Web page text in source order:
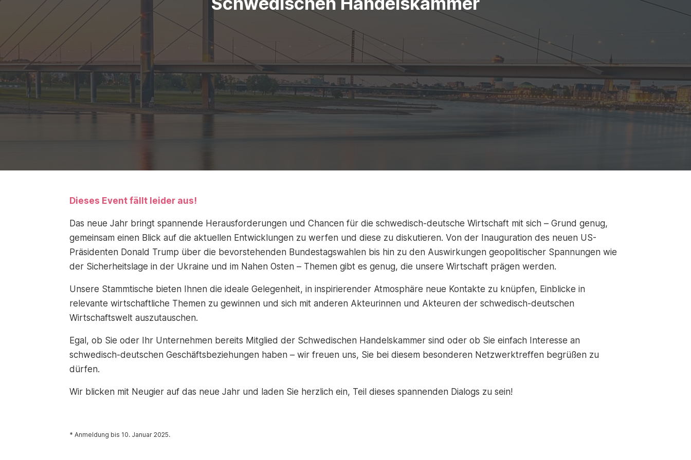
Dieses Event fällt leider aus!
Das neue Jahr bringt spannende Herausforderungen und Chancen für die schwedisch-deutsche Wirtschaft mit sich – Grund genug,
gemeinsam einen Blick auf die aktuellen Entwicklungen zu werfen und diese zu diskutieren. Von der Inauguration des neuen US-
Präsidenten Donald Trump über die bevorstehenden Bundestagswahlen bis hin zu den Auswirkungen geopolitischer Spannungen wie
der Sicherheitslage in der Ukraine und im Nahen Osten – Themen gibt es genug, die unsere Wirtschaft prägen werden.
Unsere Stammtische bieten Ihnen die ideale Gelegenheit, in inspirierender Atmosphäre neue Kontakte zu knüpfen, Einblicke in
relevante wirtschaftliche Themen zu gewinnen und sich mit anderen Akteurinnen und Akteuren der schwedisch-deutschen
Wirtschaftswelt auszutauschen.
Egal, ob Sie oder Ihr Unternehmen bereits Mitglied der Schwedischen Handelskammer sind oder ob Sie einfach Interesse an
schwedisch-deutschen Geschäftsbeziehungen haben – wir freuen uns, Sie bei diesem besonderen Netzwerktreffen begrüßen zu
dürfen.
Wir blicken mit Neugier auf das neue Jahr und laden Sie herzlich ein, Teil dieses spannenden Dialogs zu sein!
* Anmeldung bis 10. Januar 2025.